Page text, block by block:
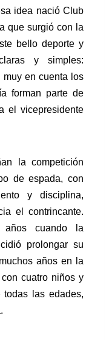
idea nació Club
que surgió con la
bello deporte y
y simples:
muy en cuenta los
forman parte de
el vicepresidente
la competición
de espada, con
y disciplina,
el contrincante.
años cuando la
prolongar su
años en la
cuatro niños y
las edades,